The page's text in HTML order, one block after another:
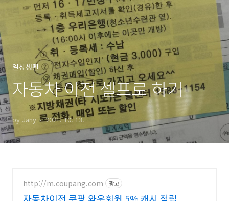
일상생활
자동차 이전 셀프로 하기
by Jany 2021. 10. 13.
http://m.coupang.com 광고